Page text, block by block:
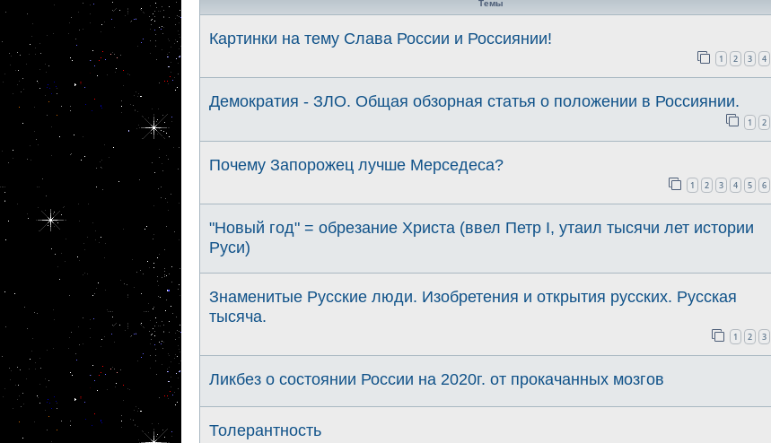
Темы
Картинки на тему Слава России и Россиянии!
1 2 3 4
Демократия - ЗЛО. Общая обзорная статья о положении в Россиянии.
1 2
Почему Запорожец лучше Мерседеса?
1 2 3 4 5 6
"Новый год" = обрезание Христа (ввел Петр I, утаил тысячи лет истории
Руси)
Знаменитые Русские люди. Изобретения и открытия русских. Русская
тысяча.
1 2 3
Ликбез о состоянии России на 2020г. от прокачанных мозгов
Толерантность